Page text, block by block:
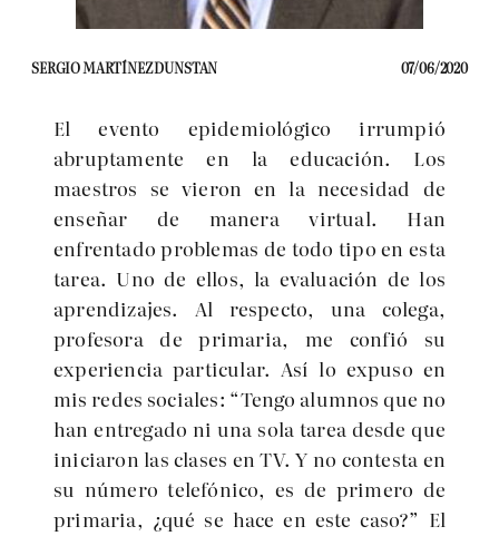
SERGIO MARTÍNEZ DUNSTAN 07/06/2020
El evento epidemiológico irrumpió
abruptamente en la educación. Los
maestros se vieron en la necesidad de
enseñar de manera virtual. Han
enfrentado problemas de todo tipo en esta
tarea. Uno de ellos, la evaluación de los
aprendizajes. Al respecto, una colega,
profesora de primaria, me confió su
experiencia particular. Así lo expuso en
mis redes sociales: “Tengo alumnos que no
han entregado ni una sola tarea desde que
iniciaron las clases en TV. Y no contesta en
su número telefónico, es de primero de
primaria, ¿quése hace en este caso?” El